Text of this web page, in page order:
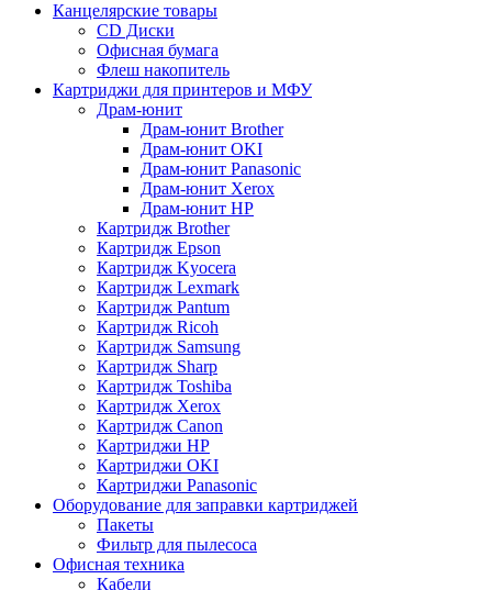
Канцелярские товары
CD Диски
Офисная бумага
Флеш накопитель
Картриджи для принтеров и МФУ
Драм-юнит
Драм-юнит Brother
Драм-юнит OKI
Драм-юнит Panasonic
Драм-юнит Xerox
Драм-юнит НР
Картридж Brother
Картридж Epson
Картридж Kyocera
Картридж Lexmark
Картридж Pantum
Картридж Ricoh
Картридж Samsung
Картридж Sharp
Картридж Toshiba
Картридж Xerox
Картридж Сanon
Картриджи HP
Картриджи OKI
Картриджи Panasonic
Оборудование для заправки картриджей
Пакеты
Фильтр для пылесоса
Офисная техника
Кабели